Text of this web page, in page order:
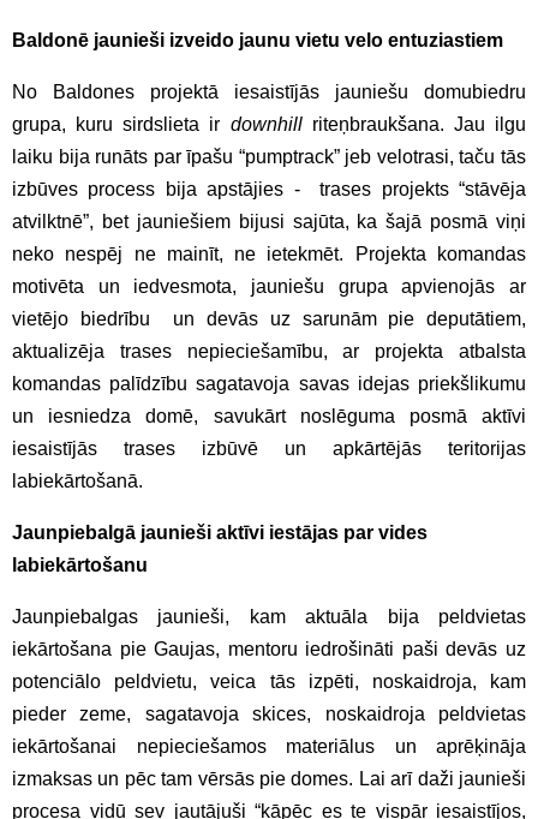
Baldonē jaunieši izveido jaunu vietu velo entuziastiem
No Baldones projektā iesaistījās jauniešu domubiedru
grupa, kuru sirdslieta ir downhill riteņbraukšana. Jau ilgu
laiku bija runāts par īpašu “pumptrack” jeb velotrasi, taču tās
izbūves process bija apstājies - trases projekts “stāvēja
atvilktnē”, bet jauniešiem bijusi sajūta, ka šajā posmā viņi
neko nespēj ne mainīt, ne ietekmēt. Projekta komandas
motivēta un iedvesmota, jauniešu grupa apvienojās ar
vietējo biedrību un devās uz sarunām pie deputātiem,
aktualizēja trases nepieciešamību, ar projekta atbalsta
komandas palīdzību sagatavoja savas idejas priekšlikumu
un iesniedza domē, savukārt noslēguma posmā aktīvi
iesaistījās trases izbūvē un apkārtējās teritorijas
labiekārtošanā.
Jaunpiebalgā jaunieši aktīvi iestājas par vides
labiekārtošanu
Jaunpiebalgas jaunieši, kam aktuāla bija peldvietas
iekārtošana pie Gaujas, mentoru iedrošināti paši devās uz
potenciālo peldvietu, veica tās izpēti, noskaidroja, kam
pieder zeme, sagatavoja skices, noskaidroja peldvietas
iekārtošanai nepieciešamos materiālus un aprēķināja
izmaksas un pēc tam vērsās pie domes. Lai arī daži jaunieši
procesa vidū sev jautājuši “kāpēc es te vispār iesaistījos,